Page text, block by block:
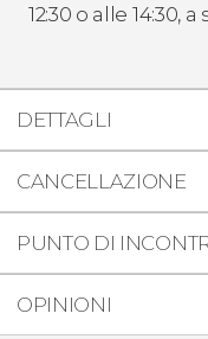
12:30 o alle 14:30,
DETTAGLI
CANCELLAZIONE
PUNTO DI
OPINIONI